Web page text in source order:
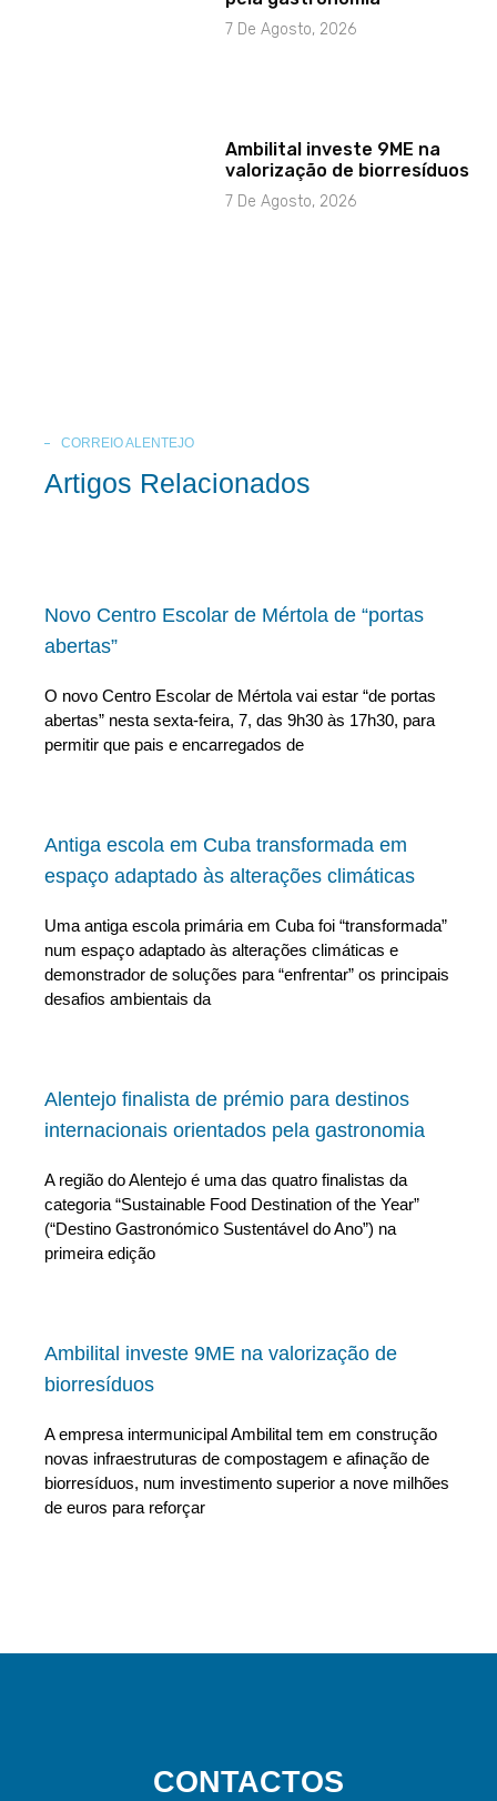
7 De Agosto, 2026
Ambilital investe 9ME na
valorização de biorresíduos
7 De Agosto, 2026
CORREIO ALENTEJO
Artigos Relacionados
Novo Centro Escolar de Mértola de “portas
abertas”
O novo Centro Escolar de Mértola vai estar “de portas
abertas” nesta sexta-feira, 7, das 9h30 às 17h30, para
permitir que pais e encarregados de
Antiga escola em Cuba transformada em
espaço adaptado às alterações climáticas
Uma antiga escola primária em Cuba foi “transformada”
num espaço adaptado às alterações climáticas e
demonstrador de soluções para “enfrentar” os principais
desafios ambientais da
Alentejo finalista de prémio para destinos
internacionais orientados pela gastronomia
A região do Alentejo é uma das quatro finalistas da
categoria “Sustainable Food Destination of the Year”
(“Destino Gastronómico Sustentável do Ano”) na
primeira edição
Ambilital investe 9ME na valorização de
biorresíduos
A empresa intermunicipal Ambilital tem em construção
novas infraestruturas de compostagem e afinação de
biorresíduos, num investimento superior a nove milhões
de euros para reforçar
CONTACTOS